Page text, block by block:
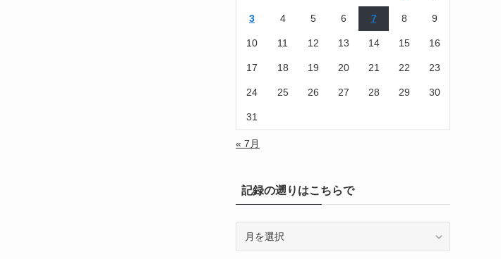
3 4 5 6 7 8 9
10 11 12 13 14 15 16
17 18 19 20 21 22 23
24 25 26 27 28 29 30
31
« 7月
記録の遡りはこちらで